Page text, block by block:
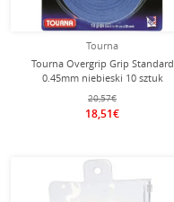
Tourna
Tourna Overgrip Grip Standard
0.45mm niebieski 10 sztuk
20,57€
18,51€